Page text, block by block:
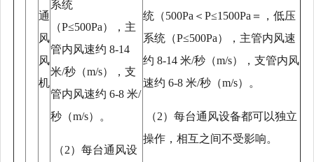
通
风
风
机
系统
（P≤500Pa），主
管内风速约 8-14
米/秒（m/s），支
管内风速约 6-8 米/
秒（m/s）。
（2）每台通风设
统（500Pa＜P≤1500Pa＝，低压
系统（P≤500Pa），主管内风速
约 8-14 米/秒（m/s），支管内风
速约 6-8 米/秒（m/s）。
（2）每台通风设备都可以独立
操作，相互之间不受影响。